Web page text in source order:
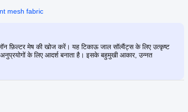
mesh fabric
फ़िल्टर मेष की खोज करें। यह टिकाऊ जाल सॉल्वैंट्स के लिए उत्कृष्ट
के लिए आदर्श बनाता है। इसके बहुमुखी आकार, उन्नत